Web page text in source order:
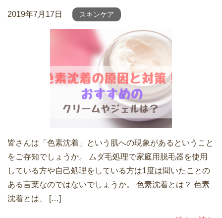
2019年7月17日 スキンケア
皆さんは「色素沈着」という肌への現象があるということ
をご存知でしょうか。 ムダ毛処理で家庭用脱毛器を使用
している方や自己処理をしている方は1度は聞いたことの
ある言葉なのではないでしょうか。 色素沈着とは？ 色素
沈着とは、 […]